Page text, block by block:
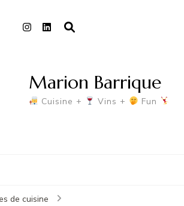
Marion Barrique
Cuisine + Vins + Fun
de cuisine